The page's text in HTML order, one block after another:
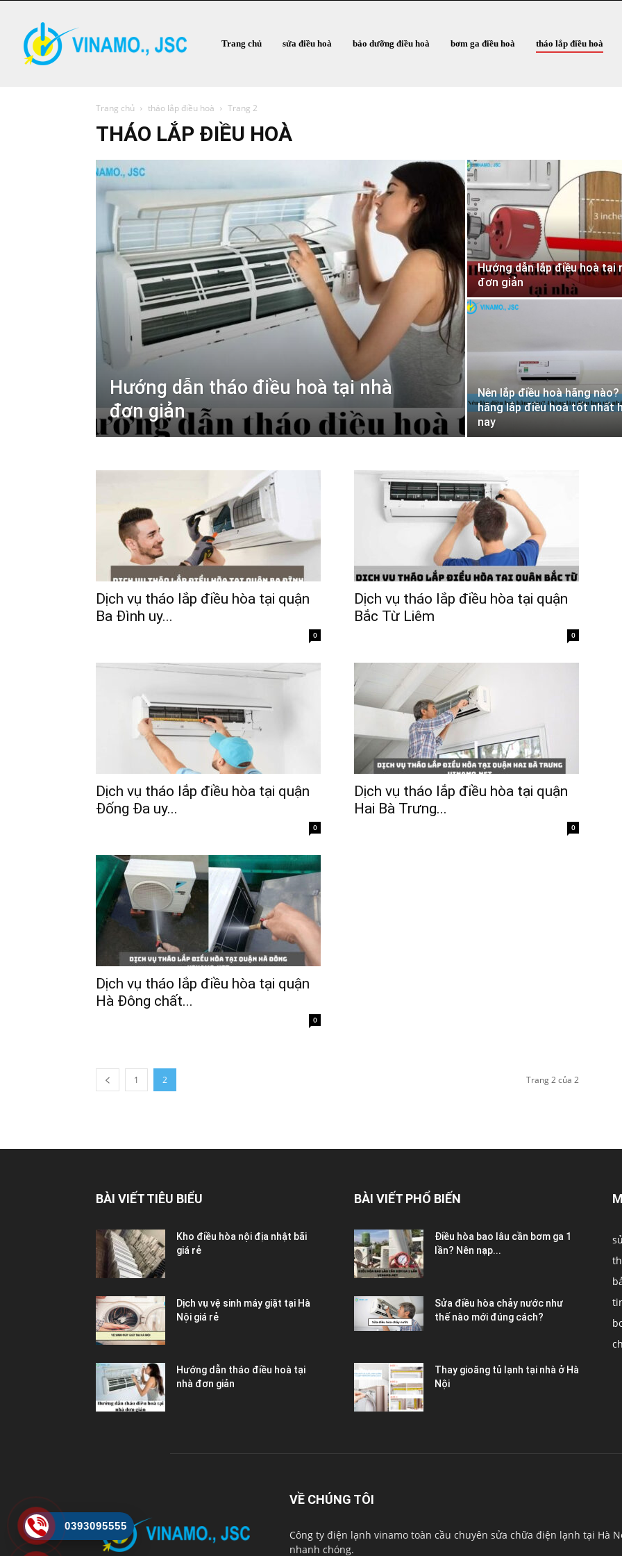
Trang chủ sửa điều hoà bảo dưỡng điều hoà bơm ga điều hoà tháo lắp điều hoà
Trang chủ tháo lắp điều hoà Trang 2
THÁO LẮP ĐIỀU HOÀ
Hướng dẫn tháo điều hoà tại nhà
đơn giản
Hướng dẫn lắp điều hoà tại
đơn giản
Nên lắp điều hoà hãng nào?
hãng lắp điều hoà tốt nhất
nay
Dịch vụ tháo lắp điều hòa tại quận
Ba Đình uy...
0
Dịch vụ tháo lắp điều hòa tại quận
Bắc Từ Liêm
0
Dịch vụ tháo lắp điều hòa tại quận
Đống Đa uy...
0
Dịch vụ tháo lắp điều hòa tại quận
Hai Bà Trưng...
0
Dịch vụ tháo lắp điều hòa tại quận
Hà Đông chất...
0
1 2 Trang 2 của 2
BÀI VIẾT TIÊU BIỂU
Kho điều hòa nội địa nhật bãi
giá rẻ
Dịch vụ vệ sinh máy giặt tại Hà
Nội giá rẻ
Hướng dẫn tháo điều hoà tại
nhà đơn giản
BÀI VIẾT PHỔ BIẾN
Điều hòa bao lâu cần bơm ga 1
lần? Nên nạp...
Sửa điều hòa chảy nước như
thế nào mới đúng cách?
Thay gioăng tủ lạnh tại nhà ở Hà
Nội
VỀ CHÚNG TÔI
Công ty điện lạnh vinamo toàn cầu chuyên sửa chữa điện lạnh tại Hà
nhanh chóng.
0393095555